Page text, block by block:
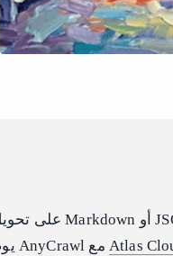
Atlas